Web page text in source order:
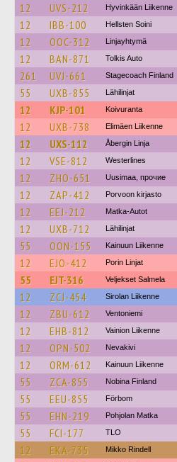
12 UVS-212 Hyvinkään Liikenne
12 IBB-100 Hellsten Soini
12 OOC-312 Linjayhtymä
12 BAN-871 Tolkis Auto
261 UVJ-661 Stagecoach Finland
55 UXB-855 Lähilinjat
12 KJP-101 Koivuranta
12 UXB-738 Elimäen Liikenne
12 UXS-112 Åbergin Linja
12 VSE-812 Westerlines
12 ZHO-651 Uusimaa, прочие
12 ZAP-412 Porvoon kirjasto
12 EEJ-212 Matka-Autot
12 UXB-712 Lähilinjat
55 OON-155 Kainuun Liikenne
12 EJO-412 Porin Linjat
55 EJT-316 Veljekset Salmela
12 ZCJ-454 Sirolan Liikenne
12 ZBU-612 Ventoniemi
12 EHB-812 Vainion Liikenne
12 OPN-502 Nevakivi
12 ORM-612 Kainuun Liikenne
55 ZCA-855 Nobina Finland
55 EEU-855 Förbom
55 EHN-219 Pohjolan Matka
55 FCI-177 TLO
12 EKA-735 Mikko Rindell